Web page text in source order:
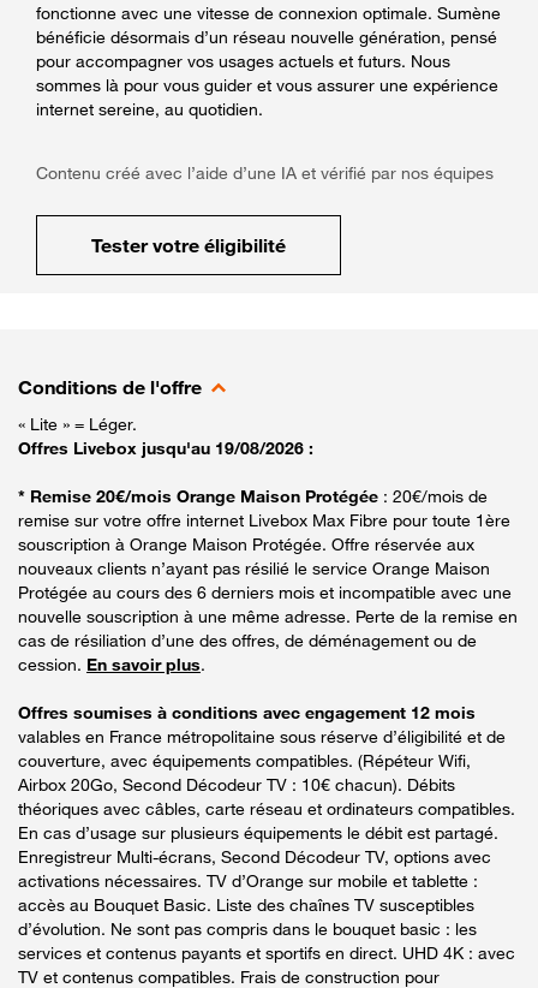
fonctionne avec une vitesse de connexion optimale. Sumène
bénéficie désormais d’un réseau nouvelle génération, pensé
pour accompagner vos usages actuels et futurs. Nous
sommes là pour vous guider et vous assurer une expérience
internet sereine, au quotidien.
Contenu créé avec l’aide d’une IA et vérifié par nos équipes
Tester votre éligibilité
Conditions de l'offre
« Lite » = Léger.
Offres Livebox jusqu'au 19/08/2026 :
* Remise 20€/mois Orange Maison Protégée : 20€/mois de
remise sur votre offre internet Livebox Max Fibre pour toute 1ère
souscription à Orange Maison Protégée. Offre réservée aux
nouveaux clients n’ayant pas résilié le service Orange Maison
Protégée au cours des 6 derniers mois et incompatible avec une
nouvelle souscription à une même adresse. Perte de la remise en
cas de résiliation d’une des offres, de déménagement ou de
cession. En savoir plus.
Offres soumises à conditions avec engagement 12 mois
valables en France métropolitaine sous réserve d’éligibilité et de
couverture, avec équipements compatibles. (Répéteur Wifi,
Airbox 20Go, Second Décodeur TV : 10€ chacun). Débits
théoriques avec câbles, carte réseau et ordinateurs compatibles.
En cas d’usage sur plusieurs équipements le débit est partagé.
Enregistreur Multi-écrans, Second Décodeur TV, options avec
activations nécessaires. TV d’Orange sur mobile et tablette :
accès au Bouquet Basic. Liste des chaînes TV susceptibles
d’évolution. Ne sont pas compris dans le bouquet basic : les
services et contenus payants et sportifs en direct. UHD 4K : avec
TV et contenus compatibles. Frais de construction pour